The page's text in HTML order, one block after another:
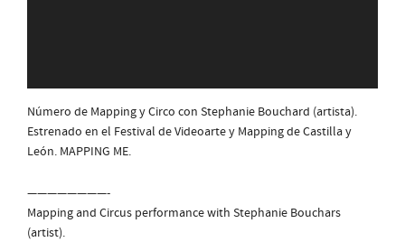
Número de Mapping y Circo con Stephanie Bouchard (artista).
Estrenado en el Festival de Videoarte y Mapping de Castilla y
León. MAPPING ME.
————————-
Mapping and Circus performance with Stephanie Bouchars
(artist).